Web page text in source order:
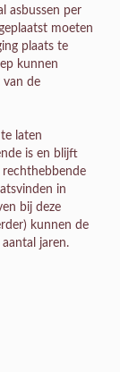
asbussen per
moeten
plaats te
kunnen
van de
laten
is en blijft
rechthebbende
in
bij deze
kunnen de
jaren.